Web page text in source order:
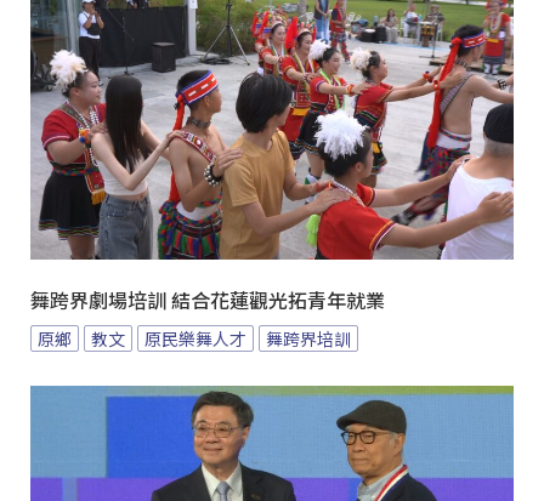
舞跨界劇場培訓 結合花蓮觀光拓青年就業
原鄉 教文 原民樂舞人才 舞跨界培訓